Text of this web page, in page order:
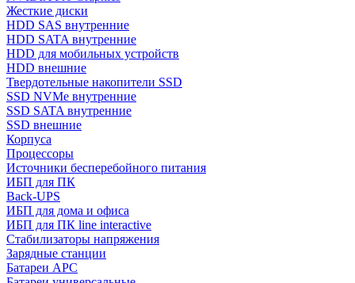
Жесткие диски
HDD SAS внутренние
HDD SATA внутренние
HDD для мобильных устройств
HDD внешние
Твердотельные накопители SSD
SSD NVMe внутренние
SSD SATA внутренние
SSD внешние
Корпуса
Процессоры
Источники бесперебойного питания
ИБП для ПК
Back-UPS
ИБП для дома и офиса
ИБП для ПК linе interactive
Стабилизаторы напряжения
Зарядные станции
Батареи APC